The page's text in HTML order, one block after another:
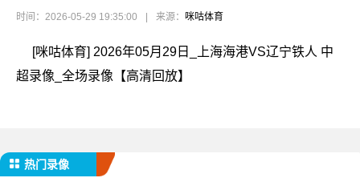
时间：2026-05-29 19:35:00 来源： 咪咕体育
[咪咕体育] 2026年05月29日_上海海港VS辽宁铁人 中
超录像_全场录像【高清回放】
热门录像